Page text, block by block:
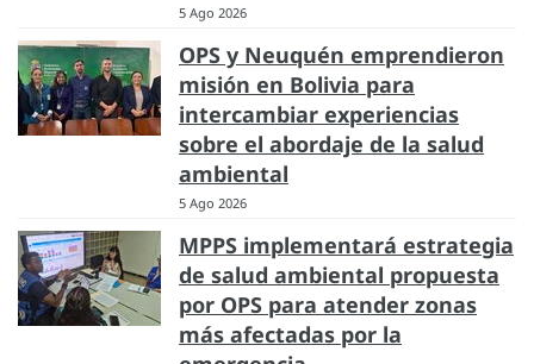
5 Ago 2026
OPS y Neuquén emprendieron
misión en Bolivia para
intercambiar experiencias
sobre el abordaje de la salud
ambiental
5 Ago 2026
MPPS implementará estrategia
de salud ambiental propuesta
por OPS para atender zonas
más afectadas por la